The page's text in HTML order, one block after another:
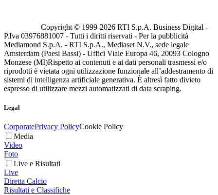
Copyright © 1999-2026 RTI S.p.A. Business Digital -
P.Iva 03976881007 - Tutti i diritti riservati - Per la pubblicità
Mediamond S.p.A. - RTI S.p.A., Mediaset N.V., sede legale
Amsterdam (Paesi Bassi) - Uffici Viale Europa 46, 20093 Cologno
Monzese (MI)Rispetto ai contenuti e ai dati personali trasmessi e/o
riprodotti è vietata ogni utilizzazione funzionale all’addestramento di
sistemi di intelligenza artificiale generativa. È altresì fatto divieto
espresso di utilizzare mezzi automatizzati di data scraping.
Legal
CorporatePrivacy PolicyCookie Policy
Media
Video
Foto
Live e Risultati
Live
Diretta Calcio
Risultati e Classifiche